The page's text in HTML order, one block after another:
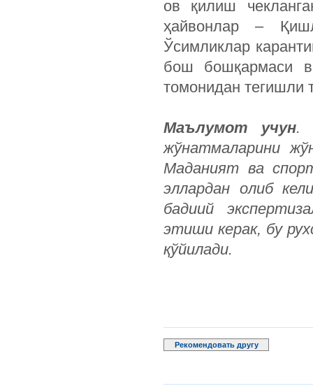
ов қилиш
ҳайвонлар –
Ўсимликлар
бош бошқармаси
томонидан тегишли
Маълумот учун.
жўнатмаларини
Маданият ва
эллардан олиб
бадиий
этиши керак, бу
қўйилади.
Рекомендовать другу